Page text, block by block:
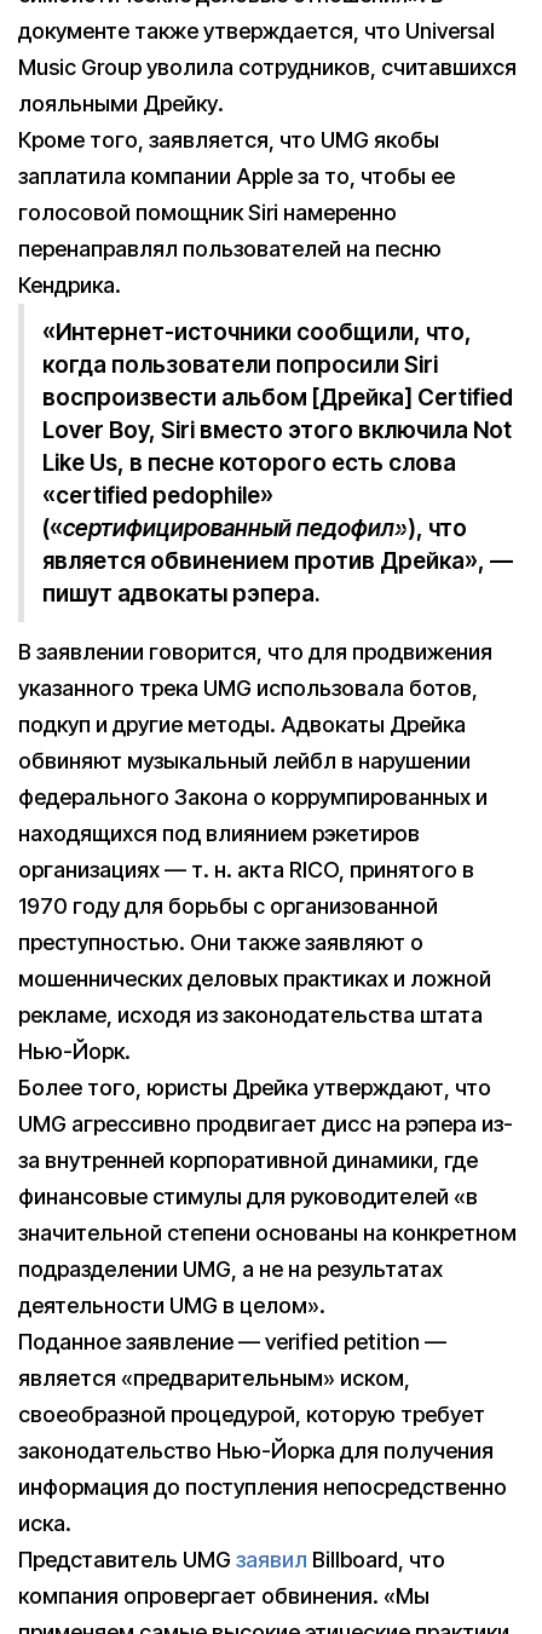
документе также утверждается, что Universal
Music Group уволила сотрудников, считавшихся
лояльными Дрейку.
Кроме того, заявляется, что UMG якобы
заплатила компании Apple за то, чтобы ее
голосовой помощник Siri намеренно
перенаправлял пользователей на песню
Кендрика.
«Интернет-источники сообщили, что,
когда пользователи попросили Siri
воспроизвести альбом [Дрейка] Certified
Lover Boy, Siri вместо этого включила Not
Like Us, в песне которого есть слова
«certified pedophile»
(«сертифицированный педофил»), что
является обвинением против Дрейка», —
пишут адвокаты рэпера.
В заявлении говорится, что для продвижения
указанного трека UMG использовала ботов,
подкуп и другие методы. Адвокаты Дрейка
обвиняют музыкальный лейбл в нарушении
федерального Закона о коррумпированных и
находящихся под влиянием рэкетиров
организациях — т. н. акта RICO, принятого в
1970 году для борьбы с организованной
преступностью. Они также заявляют о
мошеннических деловых практиках и ложной
рекламе, исходя из законодательства штата
Нью-Йорк.
Более того, юристы Дрейка утверждают, что
UMG агрессивно продвигает дисс на рэпера из-
за внутренней корпоративной динамики, где
финансовые стимулы для руководителей «в
значительной степени основаны на конкретном
подразделении UMG, а не на результатах
деятельности UMG в целом».
Поданное заявление — verified petition —
является «предварительным» иском,
своеобразной процедурой, которую требует
законодательство Нью-Йорка для получения
информация до поступления непосредственно
иска.
Представитель UMG заявил Billboard, что
компания опровергает обвинения. «Мы